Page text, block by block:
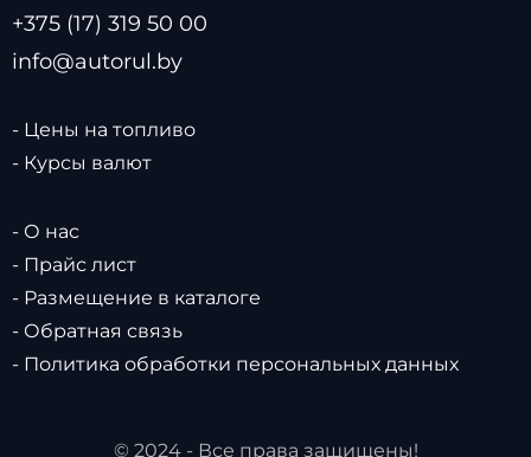
+375 (17) 319 50 00
info@autorul.by
- Цены на топливо
- Курсы валют
- О нас
- Прайс лист
- Размещение в каталоге
- Обратная связь
- Политика обработки персональных данных
© 2024 - Все права защищены!